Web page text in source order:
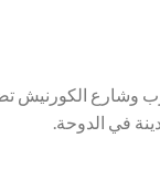
وشارع الكورنيش